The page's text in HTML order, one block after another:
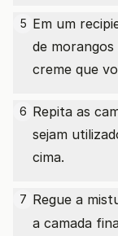
5 Em um
de
creme que
6 Repita as
sejam
cima.
7 Regue a
a camada